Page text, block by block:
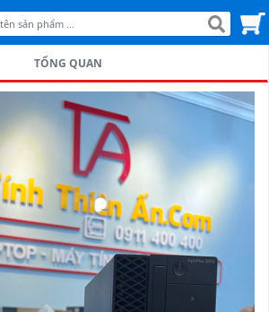
TỔNG QUAN